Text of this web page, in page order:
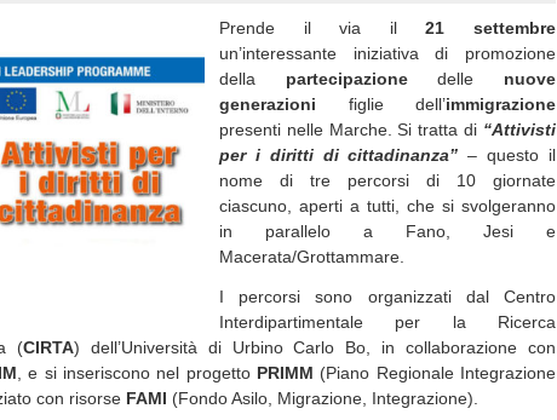
Prende il via il21 settembre
un’interessante iniziativa di promozione
della partecipazionedelle nuove
generazioni figlie dell’immigrazione
presenti nelle Marche. Si tratta di “Attivisti
per i diritti di cittadinanza” – questo il
nome di tre percorsi di 10 giornate
ciascuno, aperti a tutti, che si svolgeranno
in parallelo a Fano, Jesi e
Macerata/Grottammare.
I percorsi sono organizzati dal Centro
Interdipartimentale per la Ricerca
(CIRTA) dell’Università di Urbino Carlo Bo, in collaborazione con
, e si inseriscono nel progetto PRIMM (Piano Regionale Integrazione
con risorse FAMI (Fondo Asilo, Migrazione, Integrazione).